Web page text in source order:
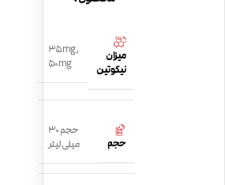
میزان
نیکوتین
35mg,
50mg
حجم
حجم 30
میلی لیتر